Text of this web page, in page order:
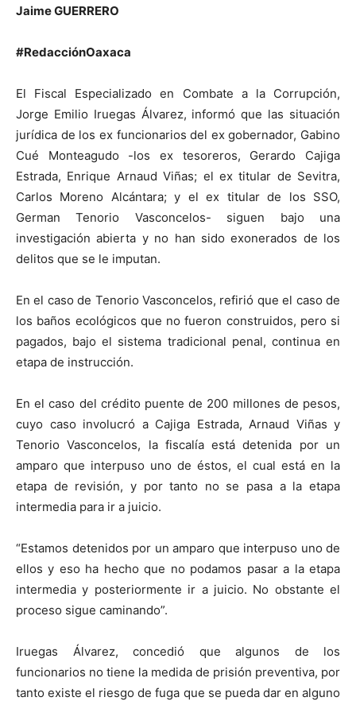
Jaime GUERRERO
#RedacciónOaxaca
El Fiscal Especializado en Combate a la Corrupción,
Jorge Emilio Iruegas Álvarez, informó que las situación
jurídica de los ex funcionarios del ex gobernador, Gabino
Cué Monteagudo -los ex tesoreros, Gerardo Cajiga
Estrada, Enrique Arnaud Viñas; el ex titular de Sevitra,
Carlos Moreno Alcántara; y el ex titular de los SSO,
German Tenorio Vasconcelos- siguen bajo una
investigación abierta y no han sido exonerados de los
delitos que se le imputan.
En el caso de Tenorio Vasconcelos, refirió que el caso de
los baños ecológicos que no fueron construidos, pero si
pagados, bajo el sistema tradicional penal, continua en
etapa de instrucción.
En el caso del crédito puente de 200 millones de pesos,
cuyo caso involucró a Cajiga Estrada, Arnaud Viñas y
Tenorio Vasconcelos, la fiscalía está detenida por un
amparo que interpuso uno de éstos, el cual está en la
etapa de revisión, y por tanto no se pasa a la etapa
intermedia para ir a juicio.
“Estamos detenidos por un amparo que interpuso uno de
ellos y eso ha hecho que no podamos pasar a la etapa
intermedia y posteriormente ir a juicio. No obstante el
proceso sigue caminando”.
Iruegas Álvarez, concedió que algunos de los
funcionarios no tiene la medida de prisión preventiva, por
tanto existe el riesgo de fuga que se pueda dar en alguno